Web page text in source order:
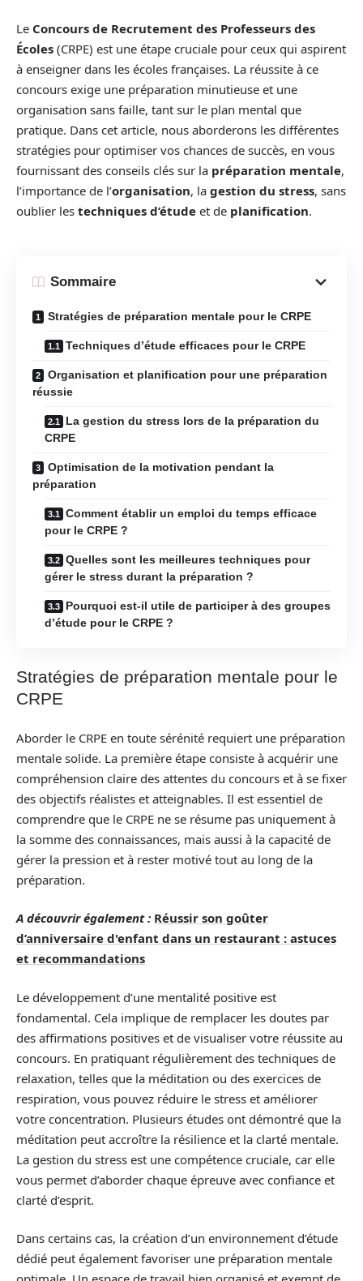
Le Concours de Recrutement des Professeurs des
Écoles (CRPE) est une étape cruciale pour ceux qui aspirent
à enseigner dans les écoles françaises. La réussite à ce
concours exige une préparation minutieuse et une
organisation sans faille, tant sur le plan mental que
pratique. Dans cet article, nous aborderons les différentes
stratégies pour optimiser vos chances de succès, en vous
fournissant des conseils clés sur la préparation mentale,
l’importance de l’organisation, la gestion du stress, sans
oublier les techniques d’étude et de planification.
Sommaire
Stratégies de préparation mentale pour le CRPE
Techniques d’étude efficaces pour le CRPE
Organisation et planification pour une préparation
réussie
La gestion du stress lors de la préparation du
CRPE
Optimisation de la motivation pendant la
préparation
Comment établir un emploi du temps efficace
pour le CRPE ?
Quelles sont les meilleures techniques pour
gérer le stress durant la préparation ?
Pourquoi est-il utile de participer à des groupes
d’étude pour le CRPE ?
Stratégies de préparation mentale pour le
CRPE
Aborder le CRPE en toute sérénité requiert une préparation
mentale solide. La première étape consiste à acquérir une
compréhension claire des attentes du concours et à se fixer
des objectifs réalistes et atteignables. Il est essentiel de
comprendre que le CRPE ne se résume pas uniquement à
la somme des connaissances, mais aussi à la capacité de
gérer la pression et à rester motivé tout au long de la
préparation.
A découvrir également : Réussir son goûter
d’anniversaire d'enfant dans un restaurant : astuces
et recommandations
Le développement d’une mentalité positive est
fondamental. Cela implique de remplacer les doutes par
des affirmations positives et de visualiser votre réussite au
concours. En pratiquant régulièrement des techniques de
relaxation, telles que la méditation ou des exercices de
respiration, vous pouvez réduire le stress et améliorer
votre concentration. Plusieurs études ont démontré que la
méditation peut accroître la résilience et la clarté mentale.
La gestion du stress est une compétence cruciale, car elle
vous permet d’aborder chaque épreuve avec confiance et
clarté d’esprit.
Dans certains cas, la création d’un environnement d’étude
dédié peut également favoriser une préparation mentale